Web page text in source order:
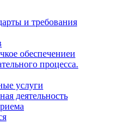
и требования
обеспечениеи
процесса.
услуги
деятельность